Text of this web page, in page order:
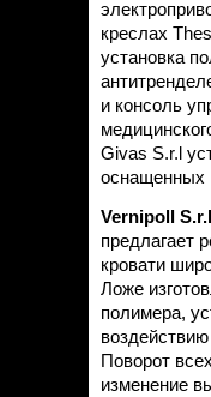
креслах
установка
и консоль
Givas S.r.l
оснащенных
Vernipoll S.r.l
предлагает
кровати
Ложе
полимера,
Поворот
изменение